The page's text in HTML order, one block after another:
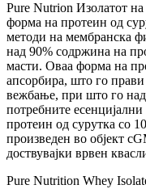
Pure Nutrion Изолатот
форма на протеин од
методи на мембранска
над 90% содржина на
масти. Оваа форма на
апсорбира, што го
вежбање, при што го
потребните
протеин од сурутка со
произведен во објект
доствувајки врвен
Pure Nutrition Whey